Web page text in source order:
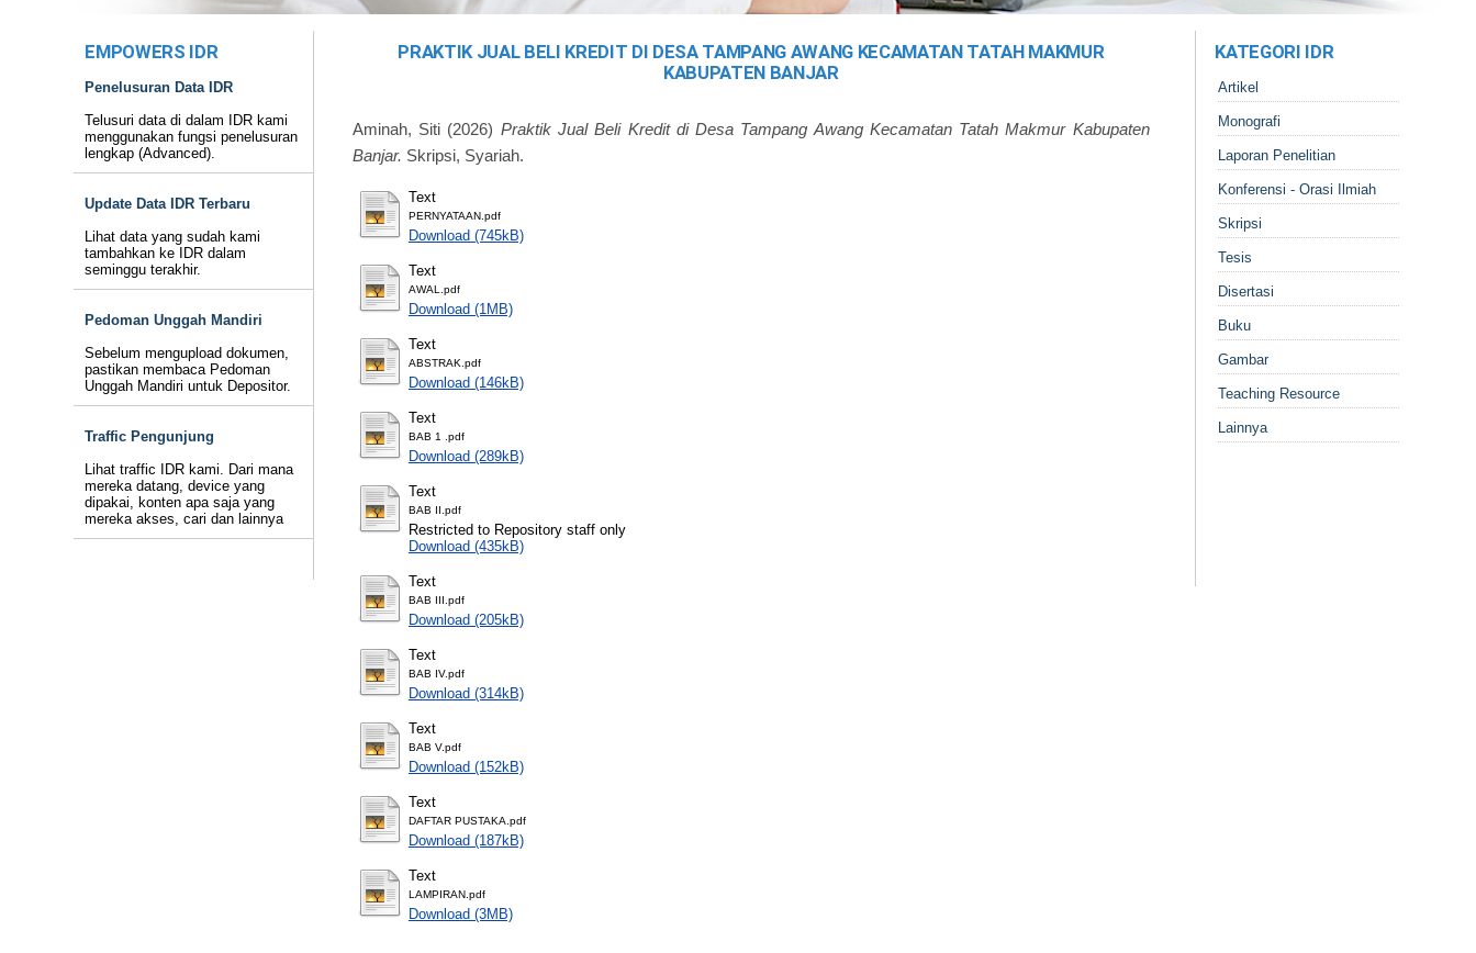
EMPOWERS IDR
Penelusuran Data IDR
Telusuri data di dalam IDR kami
menggunakan fungsi penelusuran
lengkap (Advanced).
Update Data IDR Terbaru
Lihat data yang sudah kami
tambahkan ke IDR dalam
seminggu terakhir.
Pedoman Unggah Mandiri
Sebelum mengupload dokumen,
pastikan membaca Pedoman
Unggah Mandiri untuk Depositor.
Traffic Pengunjung
Lihat traffic IDR kami. Dari mana
mereka datang, device yang
dipakai, konten apa saja yang
mereka akses, cari dan lainnya
PRAKTIK JUAL BELI KREDIT DI DESA TAMPANG AWANG KECAMATAN TATAH MAKMUR
KABUPATEN BANJAR
Aminah, Siti (2026) Praktik Jual Beli Kredit di Desa Tampang Awang Kecamatan Tatah Makmur Kabupaten
Banjar. Skripsi, Syariah.
Text
PERNYATAAN.pdf
Download (745kB)
Text
AWAL.pdf
Download (1MB)
Text
ABSTRAK.pdf
Download (146kB)
Text
BAB 1 .pdf
Download (289kB)
Text
BAB II.pdf
Restricted to Repository staff only
Download (435kB)
Text
BAB III.pdf
Download (205kB)
Text
BAB IV.pdf
Download (314kB)
Text
BAB V.pdf
Download (152kB)
Text
DAFTAR PUSTAKA.pdf
Download (187kB)
Text
LAMPIRAN.pdf
Download (3MB)
KATEGORI IDR
Artikel
Monografi
Laporan Penelitian
Konferensi - Orasi Ilmiah
Skripsi
Tesis
Disertasi
Buku
Gambar
Teaching Resource
Lainnya